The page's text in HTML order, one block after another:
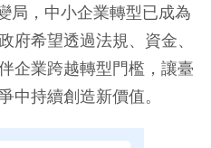
局，中小企業轉型已成為
府希望透過法規、資金、
企業跨越轉型門檻，讓臺
中持續創造新價值。